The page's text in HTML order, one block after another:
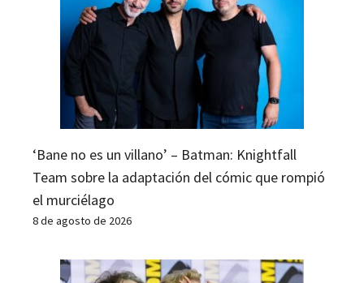
‘Bane no es un villano’ – Batman: Knightfall
Team sobre la adaptación del cómic que rompió
el murciélago
8 de agosto de 2026